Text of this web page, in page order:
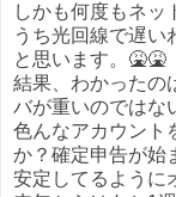
しかも何度もネッ
うち光回線で遅い
と思います。🤮🤮
結果、わかったの
バが重いのではな
色んなアカウント
か？確定申告が始
安定してるように